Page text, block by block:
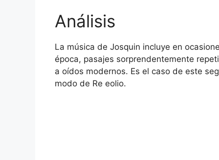
volumen.
Análisis
La música de Josquin incluye en
época, pasajes sorprendentemente
a oídos modernos. Es el caso de este
modo de Re eolio.